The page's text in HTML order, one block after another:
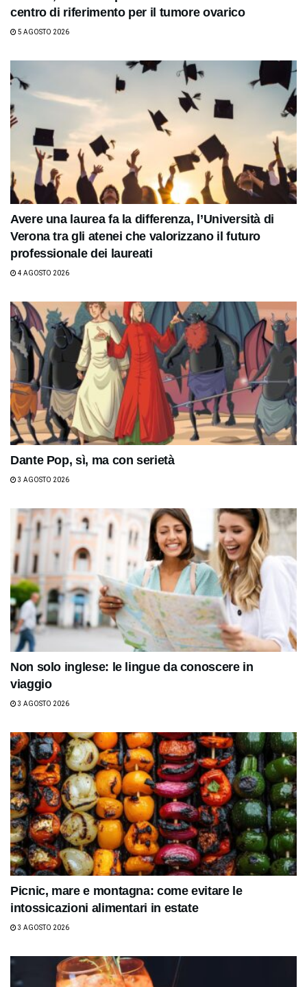
centro di riferimento per il tumore ovarico
5 AGOSTO 2026
Avere una laurea fa la differenza, l’Università di
Verona tra gli atenei che valorizzano il futuro
professionale dei laureati
4 AGOSTO 2026
Dante Pop, sì, ma con serietà
3 AGOSTO 2026
Non solo inglese: le lingue da conoscere in
viaggio
3 AGOSTO 2026
Picnic, mare e montagna: come evitare le
intossicazioni alimentari in estate
3 AGOSTO 2026